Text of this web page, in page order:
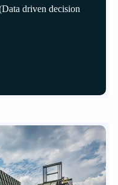
driven decision